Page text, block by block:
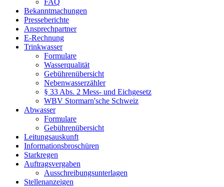
Bekanntmachungen
Presseberichte
Ansprechpartner
E-Rechnung
Trinkwasser
Formulare
Wasserqualität
Gebührenübersicht
Nebenwasserzähler
§ 33 Abs. 2 Mess- und Eichgesetz
WBV Stormarn'sche Schweiz
Abwasser
Formulare
Gebührenübersicht
Leitungsauskunft
Informationsbroschüren
Starkregen
Auftragsvergaben
Ausschreibungsunterlagen
Stellenanzeigen